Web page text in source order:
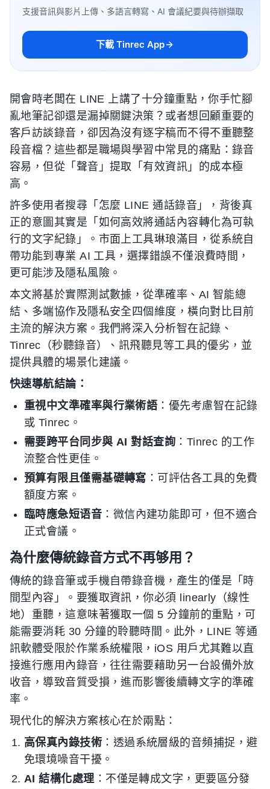
支援音訊與影片上傳、多語言轉寫、AI 會議紀要與待辦擷取
下載 Tinrec App
開會時老闆在 LINE 上講了十分鐘重點，你手忙腳
亂地筆記卻還是漏掉關鍵決策？或者想回顧重要的
客戶訪談錄音，卻因為沒有逐字稿而不得不重聽整
段音檔？這些都是職場與學習中常見的痛點：錄音
容易，但從「聲音」提取「有效資訊」的成本極
高。
許多使用者搜尋「怎麼 LINE 通話錄音」，背後真
正的意圖其實是「如何高效將通話內容轉化為可執
行的文字紀錄」。市面上工具琳琅滿目，從系統自
帶功能到專業 AI 工具，選擇錯誤不僅浪費時間，
更可能涉及隱私風險。
本文將基於實際測試數據，從準確率、AI 智能總
結、多端協作及隱私安全四個維度，橫向對比目前
主流的解決方案。我們將深入分析智在記錄、
Tinrec（秒聽錄音）、訊飛聽見等工具的優劣，並
提供具體的場景化建議。
快速導航結論：
重視中文準確率與行業術語 ：優先考慮智在記錄
或 Tinrec。
需要跨平台同步與 AI 對話查詢 ：Tinrec 的工作
流整合性更佳。
預算有限且僅需基礎轉寫 ：可評估各工具的免費
額度方案。
臨時應急短语音 ：微信內建功能即可，但不適合
正式會議。
為什麼傳統錄音方式不再够用？
傳統的錄音筆或手機自帶錄音機，產生的僅是「時
間型內容」。要獲取資訊，你必須 linearly（線性
地）重聽，這意味著獲取一個 5 分鐘前的重點，可
能需要消耗 30 分鐘的聆聽時間。此外，LINE 等通
訊軟體受限於作業系統權限，iOS 用戶尤其難以直
接進行應用內錄音，往往需要藉助另一台設備外放
收音，導致音質受損，進而影響後續轉文字的準確
率。
現代化的解決方案核心在於兩點：
高保真內錄技術 ：透過系統層級的音頻捕捉，避
免環境噪音干擾。
AI 結構化處理：不僅是轉成文字，更要區分發